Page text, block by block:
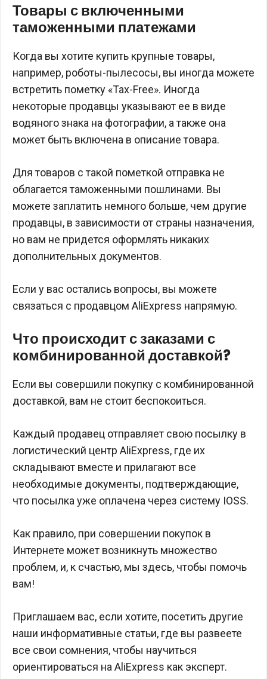
Товары с включенными
таможенными платежами
Когда вы хотите купить крупные товары,
например, роботы-пылесосы, вы иногда можете
встретить пометку «Tax-Free». Иногда
некоторые продавцы указывают ее в виде
водяного знака на фотографии, а также она
может быть включена в описание товара.
Для товаров с такой пометкой отправка не
облагается таможенными пошлинами. Вы
можете заплатить немного больше, чем другие
продавцы, в зависимости от страны назначения,
но вам не придется оформлять никаких
дополнительных документов.
Если у вас остались вопросы, вы можете
связаться с продавцом AliExpress напрямую.
Что происходит с заказами с
комбинированной доставкой?
Если вы совершили покупку с комбинированной
доставкой, вам не стоит беспокоиться.
Каждый продавец отправляет свою посылку в
логистический центр AliExpress, где их
складывают вместе и прилагают все
необходимые документы, подтверждающие,
что посылка уже оплачена через систему IOSS.
Как правило, при совершении покупок в
Интернете может возникнуть множество
проблем, и, к счастью, мы здесь, чтобы помочь
вам!
Приглашаем вас, если хотите, посетить другие
наши информативные статьи, где вы развеете
все свои сомнения, чтобы научиться
ориентироваться на AliExpress как эксперт.